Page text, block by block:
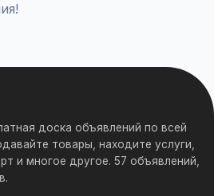
доска объявлений по всей
товары, находите услуги,
и многое другое. 57 объявлений,